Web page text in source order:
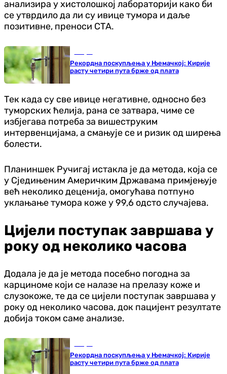
анализира у хистолошкој лабораторији како би
се утврдило да ли су ивице тумора и даље
позитивне, преноси СТА.
Рекордна поскупљења у Њемачкој: Кирије
расту четири пута брже од плата
Тек када су све ивице негативне, односно без
туморских ћелија, рана се затвара, чиме се
избјегава потреба за вишеструким
интервенцијама, а смањује се и ризик од ширења
болести.
Планиншек Ручигај истакла је да метода, која се
у Сједињеним Америчким Државама примјењује
већ неколико деценија, омогућава потпуно
уклањање тумора коже у 99,6 одсто случајева.
Цијели поступак завршава у
року од неколико часова
Додала је да је метода посебно погодна за
карциноме који се налазе на прелазу коже и
слузокоже, те да се цијели поступак завршава у
року од неколико часова, док пацијент резултате
добија током саме анализе.
Рекордна поскупљења у Њемачкој: Кирије
расту четири пута брже од плата